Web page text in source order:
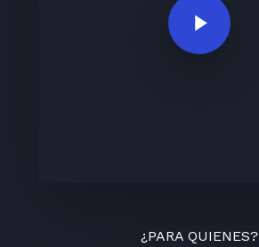
¿PARA QUIENES?